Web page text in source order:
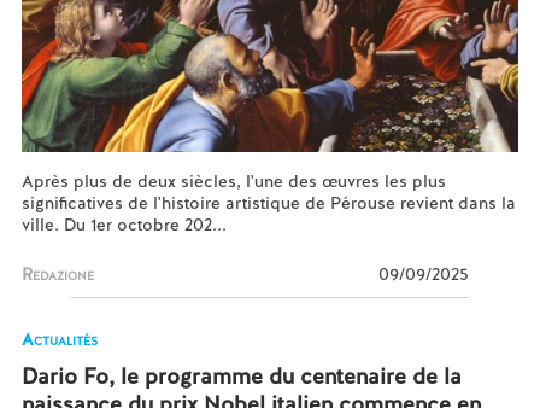
Après plus de deux siècles, l'une des œuvres les plus
significatives de l'histoire artistique de Pérouse revient dans la
ville. Du 1er octobre 202...
Redazione 09/09/2025
Actualités
Dario Fo, le programme du centenaire de la